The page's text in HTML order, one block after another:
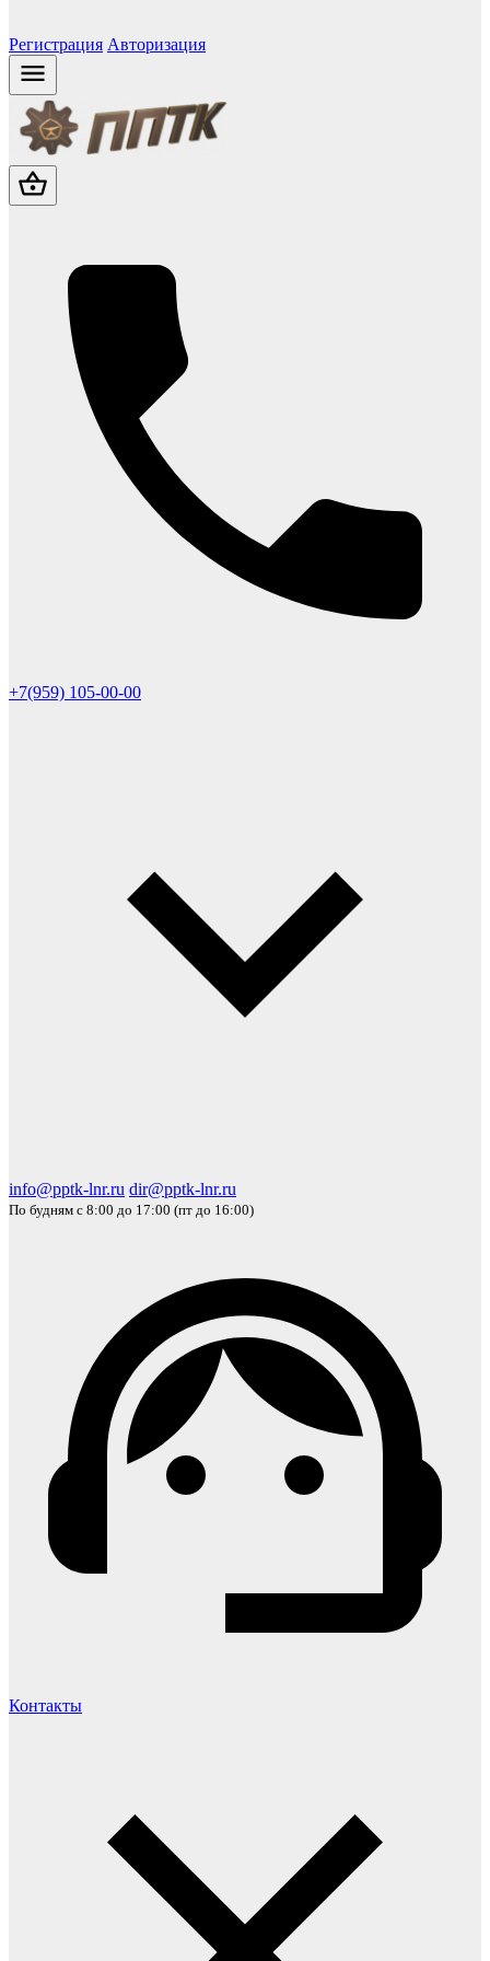
Регистрация Авторизация
+7(959) 105-00-00
info@pptk-lnr.ru dir@pptk-lnr.ru
По будням с 8:00 до 17:00 (пт до 16:00)
Контакты